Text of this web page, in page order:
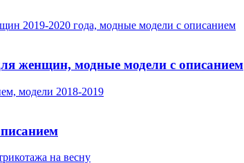
женщин, модные модели с описанием